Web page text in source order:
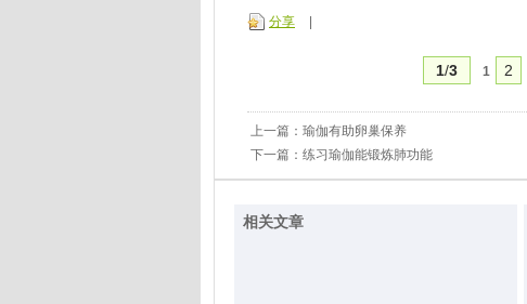
分享
1/3 1 2
上一篇： 瑜伽有助卵巢保养
下一篇： 练习瑜伽能锻炼肺功能
相关文章